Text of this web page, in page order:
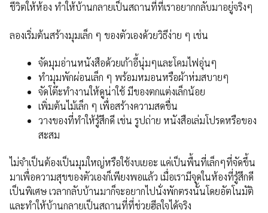
ชีวิตให้ห้อง ทำให้บ้านกลายเป็นสถานที่ที่เราอยากกลับมาอยู่จริงๆ
ลองเริ่มต้นสร้างมุมเล็ก ๆ ของตัวเองด้วยวิธีง่าย ๆ เช่น
จัดมุมอ่านหนังสือด้วยเก้าอี้นุ่มๆและโคมไฟอุ่นๆ
ทำมุมพักผ่อนเล็ก ๆ พร้อมหมอนหรือผ้าห่มสบายๆ
จัดโต๊ะทำงานให้ดูน่าใช้ มีของตกแต่งเล็กน้อย
เพิ่มต้นไม้เล็ก ๆ เพื่อสร้างความสดชื่น
วางของที่ทำให้รู้สึกดี เช่น รูปถ่าย หนังสือเล่มโปรดหรือของ
สะสม
ไม่จำเป็นต้องเป็นมุมใหญ่หรือใช้งบเยอะ แค่เป็นพื้นที่เล็กๆที่จัดขึ้น
มาเพื่อความสุขของตัวเองก็เพียงพอแล้ว เมื่อเรามีจุดในห้องที่รู้สึกดี
เป็นพิเศษ เวลากลับบ้านมาก็จะอยากไปนั่งพักตรงนั้นโดยอัตโนมัติ
และทำให้บ้านกลายเป็นสถานที่ที่ช่วยฮีลใจได้จริง